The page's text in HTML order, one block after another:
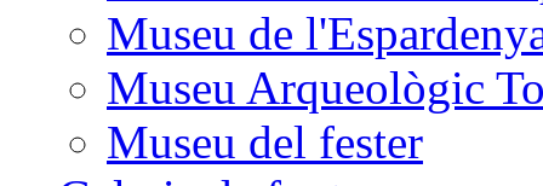
Museu de
Museu Arqueològic
Museu del fester